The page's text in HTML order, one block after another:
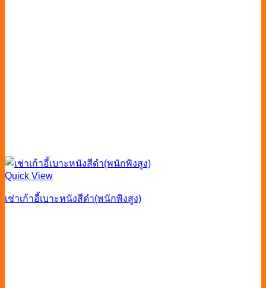
Quick View
เช่าเก้าอี้เบาะหนังสีดำ(พนักพิงสูง)